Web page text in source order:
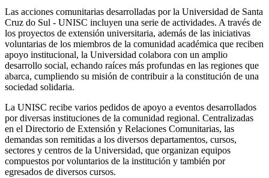
Las acciones comunitarias desarrolladas por la Universidad de Santa
Cruz do Sul - UNISC incluyen una serie de actividades. A través de
los proyectos de extensión universitaria, además de las iniciativas
voluntarias de los miembros de la comunidad académica que reciben
apoyo institucional, la Universidad colabora con un amplio
desarrollo social, echando raíces más profundas en las regiones que
abarca, cumpliendo su misión de contribuir a la constitución de una
sociedad solidaria.
La UNISC recibe varios pedidos de apoyo a eventos desarrollados
por diversas instituciones de la comunidad regional. Centralizadas
en el Directorio de Extensión y Relaciones Comunitarias, las
demandas son remitidas a los diversos departamentos, cursos,
sectores y centros de la Universidad, que organizan equipos
compuestos por voluntarios de la institución y también por
egresados de diversos cursos.